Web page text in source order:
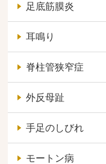
足底筋膜炎
耳鳴り
脊柱管狭窄症
外反母趾
手足のしびれ
モートン病